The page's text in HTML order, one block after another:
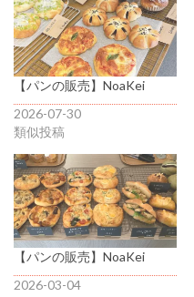
【パンの販売】NoaKei
2026-07-30
類似投稿
【パンの販売】NoaKei
2026-03-04